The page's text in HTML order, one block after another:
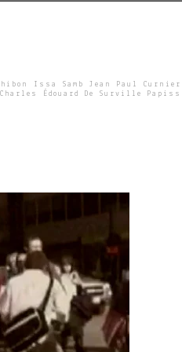
Issa Samb Jean Paul Curnier
Édouard De Surville Papiss